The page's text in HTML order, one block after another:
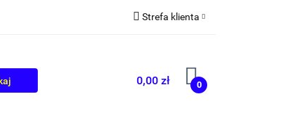
Strefa klienta
Zarejestruj się
Dodaj zgłoszenie
0,00 zł 0